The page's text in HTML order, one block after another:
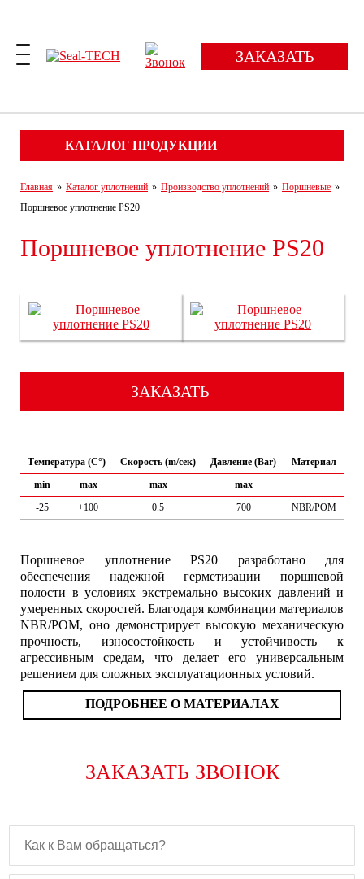
ЗАКАЗАТЬ
КАТАЛОГ ПРОДУКЦИИ
Главная » Каталог уплотнений » Производство уплотнений » Поршневые »
Поршневое уплотнение PS20
Поршневое уплотнение PS20
ЗАКАЗАТЬ
Температура (C°) Скорость (m/сек) Давление (Bar)
Материал
min
max max
max
-25
+100 0.5 700 NBR/POM
Поршневое уплотнение PS20 разработано для
обеспечения надежной герметизации поршневой
полости в условиях экстремально высоких давлений и
умеренных скоростей. Благодаря комбинации материалов
NBR/POM, оно демонстрирует высокую механическую
прочность, износостойкость и устойчивость к
агрессивным средам, что делает его универсальным
решением для сложных эксплуатационных условий.
ПОДРОБНЕЕ О МАТЕРИАЛАХ
ЗАКАЗАТЬ ЗВОНОК